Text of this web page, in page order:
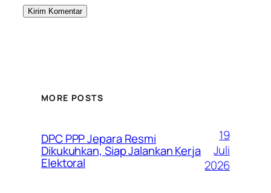
MORE POSTS
DPC PPP Jepara Resmi
Dikukuhkan, Siap Jalankan Kerja
Elektoral
19
Juli
2026